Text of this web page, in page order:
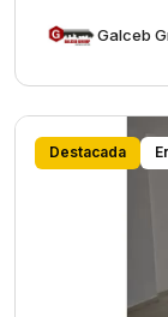
Destacada